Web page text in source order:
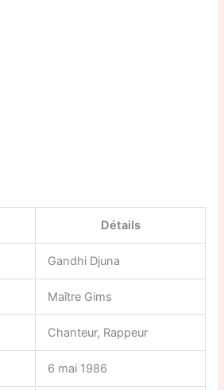
Détails
Gandhi Djuna
Maître Gims
Chanteur, Rappeur
6 mai 1986